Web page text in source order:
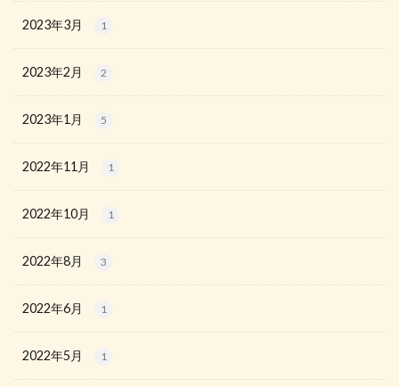
2023年3月 1
2023年2月 2
2023年1月 5
2022年11月 1
2022年10月 1
2022年8月 3
2022年6月 1
2022年5月 1